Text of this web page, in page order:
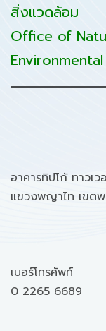
สิ่งแวดล้อม
Office of
อาคารทิปโก้ ทาวเ
แขวงพญาไท เขต
เบอร์โทรศัพท์
0 2265 6689